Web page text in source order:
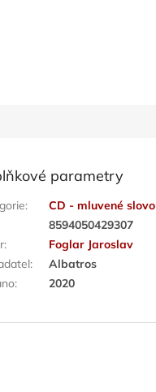
parametry
:
CD - mluvené slovo
8594050429307
:
Foglar Jaroslav
:
Albatros
: 2020